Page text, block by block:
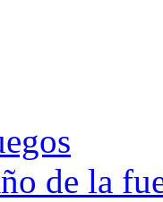
de la